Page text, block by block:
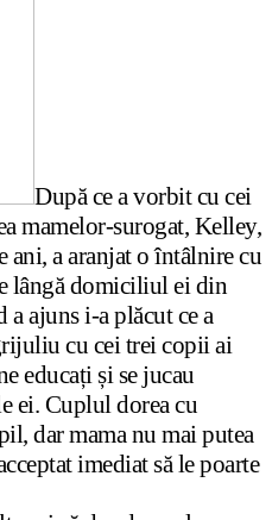
După ce a vorbit cu cei
mamelor-surogat, Kelley,
ani, a aranjat o întâlnire cu
lângă domiciliul ei din
ajuns i-a plăcut ce a
cu cei trei copii ai
educați și se jucau
ei. Cuplul dorea cu
dar mama nu mai putea
imediat să le poarte